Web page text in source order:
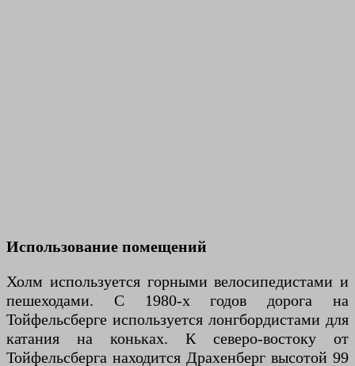
Использование помещений
Холм используется горными велосипедистами и
пешеходами. С 1980-х годов дорога на
Тойфельсберге используется лонгбордистами для
катания на коньках. К северо-востоку от
Тойфельсберга находится Драхенберг высотой 99